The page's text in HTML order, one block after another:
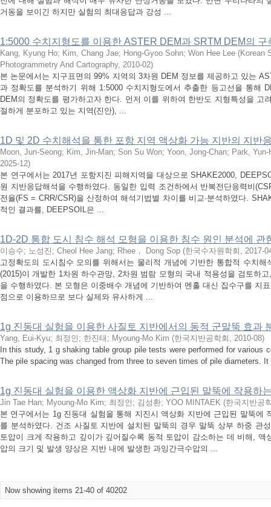
거동을 보이긴 하지만 실험의 최대응답과 강성 ...
1:5000 수치지형도를 이용한 ASTER DEM과 SRTM DEM의 구
Kang, Kyung Ho; Kim, Chang Jae; Hong-Gyoo Sohn; Won Hee Lee (Korean
Photogrammetry And Cartography, 2010-02)
본 논문에서는 지구표면의 99% 지역의 3차원 DEM 정보를 제공하고 있는
과 정확도를 분석하기 위해 1:5000 수치지형도에서 추출한 등고선을 통해
DEM의 정확도를 평가하고자 한다. 먼저 이를 위하여 한반도 지형특성을 고
절하게 분포하고 있는 지역(진안), ...
1D 및 2D 수치해석을 통한 포항 지역 액상화 가능 지반의 지반
Moon, Jun-Seong; Kim, Jin-Man; Son Su Won; Yoon, Jong-Chan; Park, Yun-
2025-12)
본 연구에서는 2017년 포항지진 피해지역을 대상으로 SHAKE2000,
원 지반응답해석을 수행하였다. 동일한 입력 조건하에서 반복전단응력비
전율(FS = CRR/CSR)을 산정하여 해석기법별 차이를 비교·분석하였다.
적인 결과를, DEEPSOIL은 ...
1D-2D 통합 도시 침수 해석 모형을 이용한 침수 원인 분석에 관
이승수; 노성진 ; Cheol Hee Jang; Rhee， Dong Sop (한국수자원학회 , 2017-
고정확도의 도시침수 모의를 위해서는 물리적 개념에 기반한 통합적 수치
(2015)이 개발한 1차원 하수관망, 2차원 범람 모형의 국내 적용성을 검토하
을 수행하였다. 본 모형은 이중배수 개념에 기반하여 멘홀 대신 집수구를 지
점으로 이용하므로 보다 실제와 유사하게 ...
1g 진동대 실험을 이용한 사질토 지반에서의 동적 군말뚝 효과
Yang, Eui-Kyu; 최정인 ; 한진태 ; Myoung-Mo Kim (한국지반공학회 , 2010-08)
In this study, 1 g shaking table group pile tests were performed for various
The pile spacing was changed from three to seven times of pile diameters.
1g 진동대 실험을 이용한 액상화 지반에 근입된 말뚝에 작용하
Jin Tae Han; Myoung-Mo Kim; 최정인 ; 김성환; YOO MINTAEK (한국지반공
본 연구에서는 1g 진동대 실험을 통해 지진시 액상화 지반에 근입된 말뚝에
를 분석하였다. 건조 사질토 지반에 설치된 말뚝의 경우 말뚝 상부 하중 관
토압이 크게 작용하고 깊이가 깊어질수록 동적 토압이 감소하는 데 비해,
압의 크기 및 발생 양상은 지반 내에 발생한 과잉간극수압의 ...
Now showing items 21-40 of 40202